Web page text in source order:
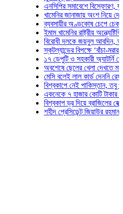
এনসিপির সমাবেশে বিস্ফোরণ,
খামেনির জানাজায় অংশ নিয়ে দেশে
ব্যবসায়ীর অণ্ডকোষ চেপে চেক-
ইমাম খামেনির রাষ্ট্রীয়
বিরোধী দলকে জয়নুল আবদিন,
স্কটল্যান্ডের বিপক্ষে ‘বাঁচা-মরার
১৭ ডেপুটি ও সহকারী অ্যাটর্নি
অবশেষে ছেলের খেলা দেখতে মাঠে
মেসি বলেই লাল কার্ড দেননি রেফারি!
বিশ্বকাপে নেই পাকিস্তান, তবু
একনেকে ৭ হাজার কোটি টাকার ৫
বিশ্বকাপ ড্র দিয়ে ব্রাজিলের হেক্সা
শহীদ প্রেসিডেন্ট জিয়াউর রহমান